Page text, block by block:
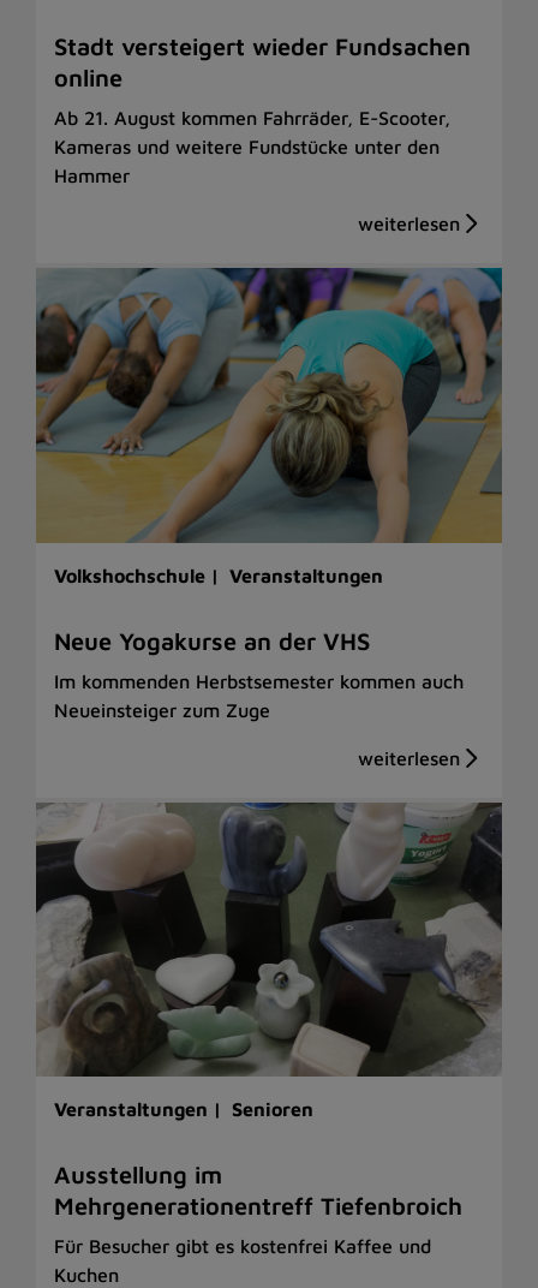
Stadt versteigert wieder Fundsachen
online
Ab 21. August kommen Fahrräder, E-Scooter,
Kameras und weitere Fundstücke unter den
Hammer
Volkshochschule | Veranstaltungen
Neue Yogakurse an der VHS
Im kommenden Herbstsemester kommen auch
Neueinsteiger zum Zuge
Veranstaltungen | Senioren
Ausstellung im
Mehrgenerationentreff Tiefenbroich
Für Besucher gibt es kostenfrei Kaffee und
Kuchen